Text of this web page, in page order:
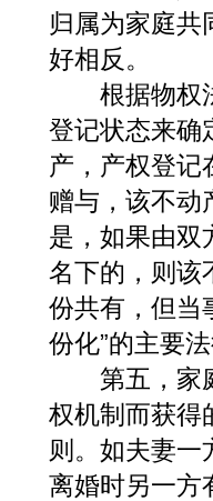
归属为家庭共
好相反。
根据物权法
登记状态来确
产，产权登记
赠与，该不动
是，如果由双
名下的，则该
份共有，但当
份化”的主要
第五，家庭
权机制而获得
则。如夫妻一
离婚时另一方